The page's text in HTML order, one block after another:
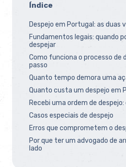
Índice
Despejo em Portugal: as duas
Fundamentos legais: quando
despejar
Como funciona o processo de
passo
Quanto tempo demora uma
Quanto custa um despejo em
Recebi uma ordem de
Casos especiais de despejo
Erros que comprometem o
Por que ter um advogado de
lado